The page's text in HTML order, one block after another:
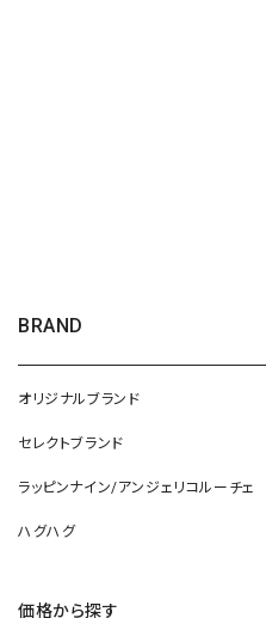
BRAND
オリジナルブランド
セレクトブランド
ラッピンナイン/アンジェリコルーチェ
ハグハグ
価格から探す